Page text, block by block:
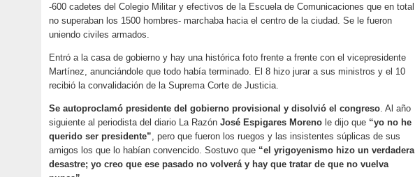
-600 cadetes del Colegio Militar y efectivos de la Escuela de Comunicaciones que en total
no superaban los 1500 hombres- marchaba hacia el centro de la ciudad. Se le fueron
uniendo civiles armados.
Entró a la casa de gobierno y hay una histórica foto frente a frente con el vicepresidente
Martínez, anunciándole que todo había terminado. El 8 hizo jurar a sus ministros y el 10
recibió la convalidación de la Suprema Corte de Justicia.
Se autoproclamó presidente del gobierno provisional y disolvió el congreso . Al año
siguiente al periodista del diario La Razón José Espigares Moreno le dijo que “yo no he
querido ser presidente” , pero que fueron los ruegos y las insistentes súplicas de sus
amigos los que lo habían convencido. Sostuvo que “el yrigoyenismo hizo un verdadera
desastre; yo creo que ese pasado no volverá y hay que tratar de que no vuelva